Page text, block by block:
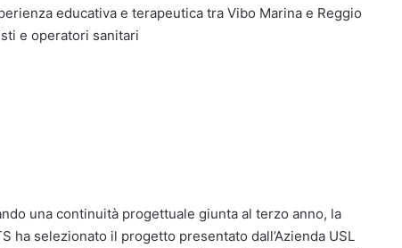
educativa e terapeutica tra Vibo Marina e Reggio
e operatori sanitari
una continuità progettuale giunta al terzo anno, la
ha selezionato il progetto presentato dall’Azienda USL